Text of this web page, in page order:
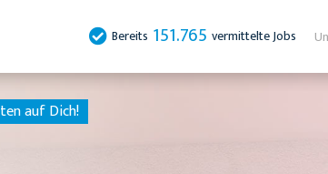
Bereits 151.765 vermittelte Jobs
auf Dich!